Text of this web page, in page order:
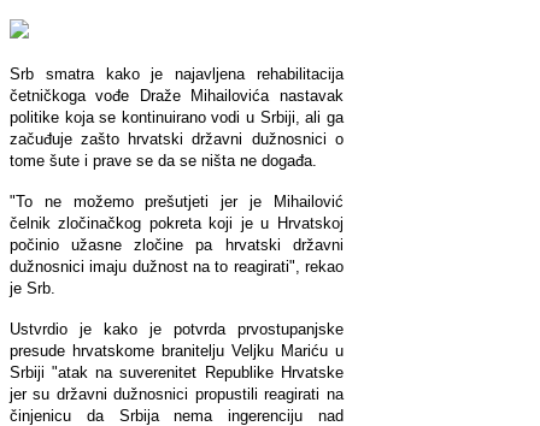
Srb smatra kako je najavljena rehabilitacija
četničkoga vođe Draže Mihailovića nastavak
politike koja se kontinuirano vodi u Srbiji, ali ga
začuđuje zašto hrvatski državni dužnosnici o
tome šute i prave se da se ništa ne događa.
"To ne možemo prešutjeti jer je Mihailović
čelnik zločinačkog pokreta koji je u Hrvatskoj
počinio užasne zločine pa hrvatski državni
dužnosnici imaju dužnost na to reagirati", rekao
je Srb.
Ustvrdio je kako je potvrda prvostupanjske
presude hrvatskome branitelju Veljku Mariću u
Srbiji "atak na suverenitet Republike Hrvatske
jer su državni dužnosnici propustili reagirati na
činjenicu da Srbija nema ingerenciju nad